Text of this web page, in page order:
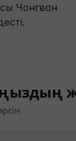
Чонгвон